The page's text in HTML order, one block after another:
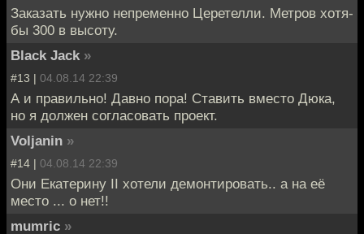
Заказать нужно непременно Церетелли. Метров хотя-
бы 300 в высоту.
Black Jack »
#13 | 04.08.14 22:39
А и правильно! Давно пора! Ставить вместо Дюка,
но я должен согласовать проект.
Voljanin »
#14 | 04.08.14 22:39
Они Екатерину II хотели демонтировать.. а на её
место ... о нет!!
mumric »